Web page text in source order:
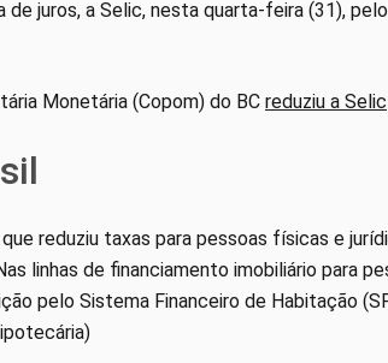
juros, a Selic, nesta quarta-feira (31),
Monetária (Copom) do BC reduziu a Selic
reduziu taxas para pessoas físicas e
linhas de financiamento imobiliário para
pelo Sistema Financeiro de Habitação